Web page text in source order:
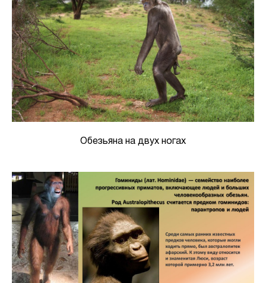
Обезьяна на двух ногах